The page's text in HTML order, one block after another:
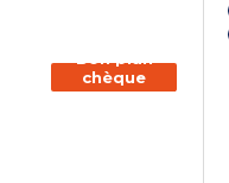
chèque
vacances